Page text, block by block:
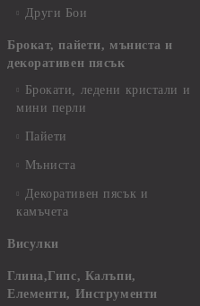
Други Бои
Брокат, пайети, мъниста и
декоративен пясък
Брокати, ледени кристали и
мини перли
Пайети
Мъниста
Декоративен пясък и
камъчета
Висулки
Глина,Гипс, Калъпи,
Елементи, Инструменти